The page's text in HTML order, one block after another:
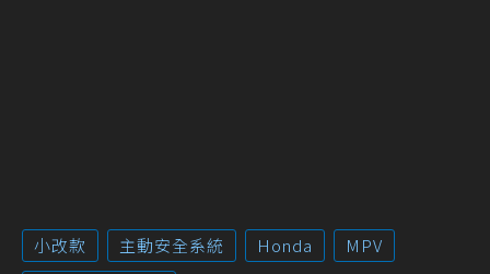
小改款 主動安全系統 Honda
MPV